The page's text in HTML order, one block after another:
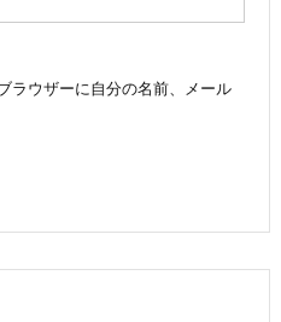
ラウザーに自分の名前、メール